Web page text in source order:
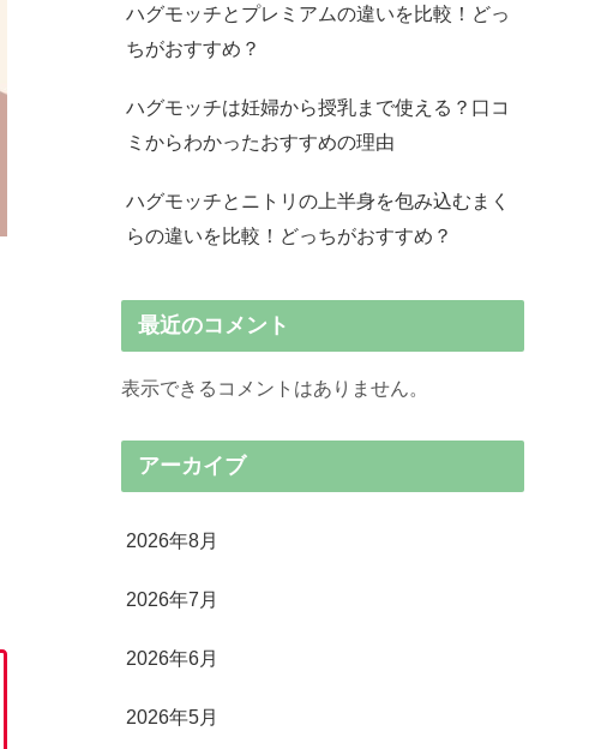
ハグモッチとプレミアムの違いを比較！どっ
ちがおすすめ？
ハグモッチは妊婦から授乳まで使える？口コ
ミからわかったおすすめの理由
ハグモッチとニトリの上半身を包み込むまく
らの違いを比較！どっちがおすすめ？
最近のコメント
表示できるコメントはありません。
アーカイブ
2026年8月
2026年7月
2026年6月
2026年5月